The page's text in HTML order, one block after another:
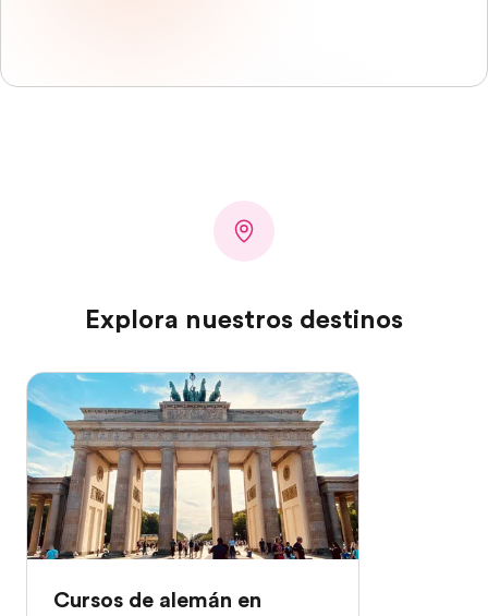
Explora nuestros destinos
Cursos de alemán en